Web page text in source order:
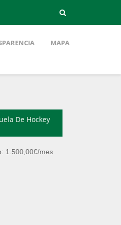
MAPA
De Hockey
1.500,00€/mes